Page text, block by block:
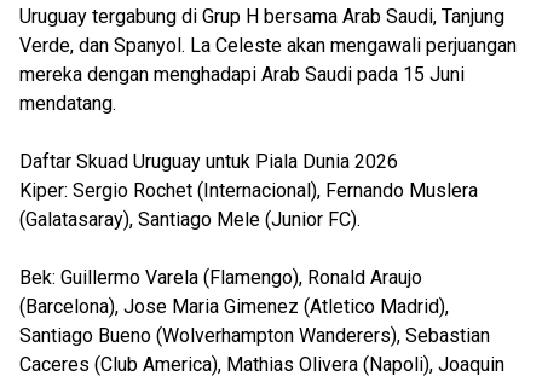
Uruguay tergabung di Grup H bersama Arab Saudi, Tanjung
Verde, dan Spanyol. La Celeste akan mengawali perjuangan
mereka dengan menghadapi Arab Saudi pada 15 Juni
mendatang.
Daftar Skuad Uruguay untuk Piala Dunia 2026
Kiper: Sergio Rochet (Internacional), Fernando Muslera
(Galatasaray), Santiago Mele (Junior FC).
Bek: Guillermo Varela (Flamengo), Ronald Araujo
(Barcelona), Jose Maria Gimenez (Atletico Madrid),
Santiago Bueno (Wolverhampton Wanderers), Sebastian
Caceres (Club America), Mathias Olivera (Napoli), Joaquin